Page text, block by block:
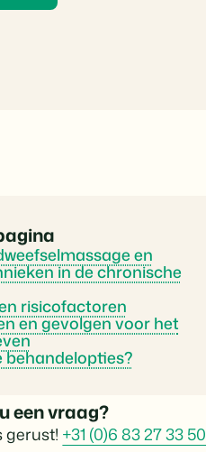
en
in de chronische
risicofactoren
en gevolgen voor het
behandelopties?
een vraag?
gerust! +31 (0)6 83 27 33 50